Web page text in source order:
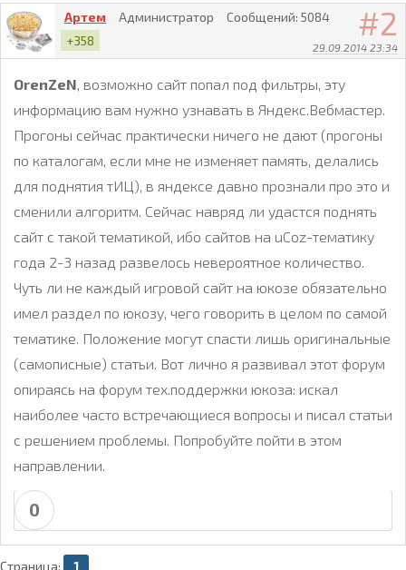
2
29.09.2014 23:34
Артем Администратор Сообщений: 5084
+358
OrenZeN, возможно сайт попал под фильтры, эту
информацию вам нужно узнавать в Яндекс.Вебмастер.
Прогоны сейчас практически ничего не дают (прогоны
по каталогам, если мне не изменяет память, делались
для поднятия тИЦ), в яндексе давно прознали про это и
сменили алгоритм. Сейчас навряд ли удастся поднять
сайт с такой тематикой, ибо сайтов на uCoz-тематику
года 2-3 назад развелось невероятное количество.
Чуть ли не каждый игровой сайт на юкозе обязательно
имел раздел по юкозу, чего говорить в целом по самой
тематике. Положение могут спасти лишь оригинальные
(самописные) статьи. Вот лично я развивал этот форум
опираясь на форум тех.поддержки юкоза: искал
наиболее часто встречающиеся вопросы и писал статьи
с решением проблемы. Попробуйте пойти в этом
направлении.
0
Страница: 1